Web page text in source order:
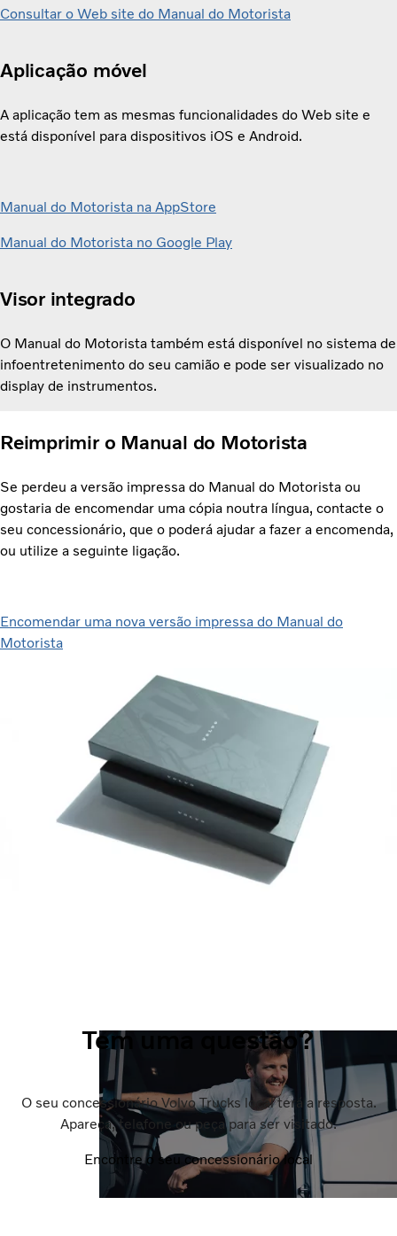
Consultar o Web site do Manual do Motorista
Aplicação móvel
A aplicação tem as mesmas funcionalidades do Web site e
está disponível para dispositivos iOS e Android.
Manual do Motorista na AppStore
Manual do Motorista no Google Play
Visor integrado
O Manual do Motorista também está disponível no sistema de
infoentretenimento do seu camião e pode ser visualizado no
display de instrumentos.
Reimprimir o Manual do Motorista
Se perdeu a versão impressa do Manual do Motorista ou
gostaria de encomendar uma cópia noutra língua, contacte o
seu concessionário, que o poderá ajudar a fazer a encomenda,
ou utilize a seguinte ligação.
Encomendar uma nova versão impressa do Manual do
Motorista
Tem uma questão?
O seu concessionário Volvo Trucks local terá a resposta.
Apareça, telefone ou peça para ser visitado.
Encontre o seu concessionário local